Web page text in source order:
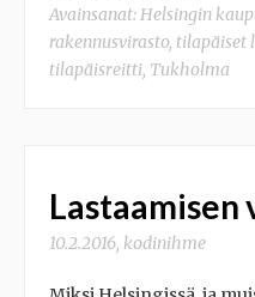
Avainsanat:Helsingin
rakennusvirasto, tilapäiset
tilapäisreitti, Tukholma
Lastaamisen
10.2.2016, kodinihme